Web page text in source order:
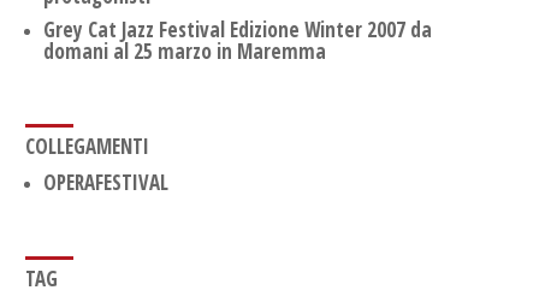
Grey Cat Jazz Festival Edizione Winter 2007 da
domani al 25 marzo in Maremma
COLLEGAMENTI
OPERAFESTIVAL
TAG